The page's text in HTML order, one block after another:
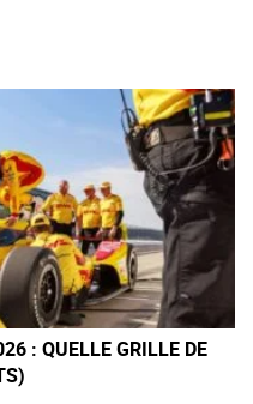
: QUELLE GRILLE DE